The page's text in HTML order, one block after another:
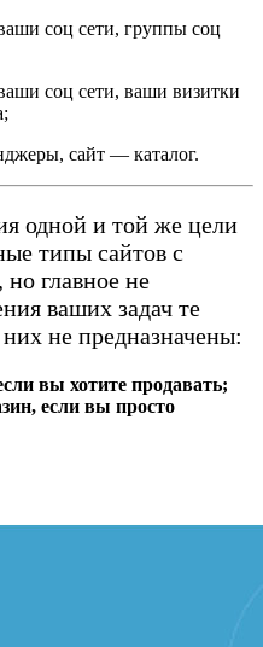
соц сети, группы соц
соц сети, ваши визитки
сайт — каталог.
одной и той же цели
типы сайтов с
главное не
ваших задач те
не предназначены:
вы хотите продавать;
если вы просто